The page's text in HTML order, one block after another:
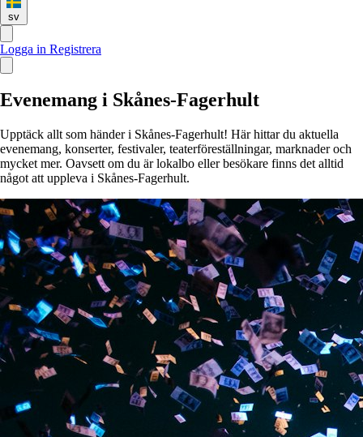
sv
Logga in Registrera
Evenemang i Skånes-Fagerhult
Upptäck allt som händer i Skånes-Fagerhult! Här hittar du aktuella
evenemang, konserter, festivaler, teaterföreställningar, marknader och
mycket mer. Oavsett om du är lokalbo eller besökare finns det alltid
något att uppleva i Skånes-Fagerhult.